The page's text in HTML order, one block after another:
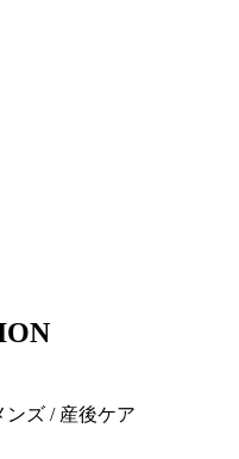
ンズ / 産後ケア